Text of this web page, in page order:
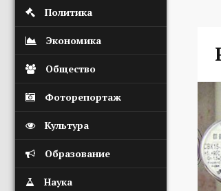
Политика
Экономика
Общество
Фоторепортаж
Культура
Образование
Наука